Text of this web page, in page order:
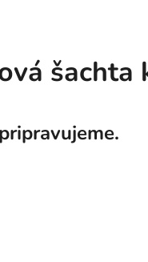
šachta